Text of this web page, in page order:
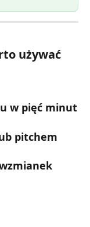
używać
w pięć minut
pitchem